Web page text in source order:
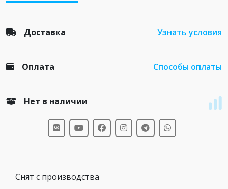
Доставка Узнать условия
Оплата Способы оплаты
Нет в наличии
Снят с производства